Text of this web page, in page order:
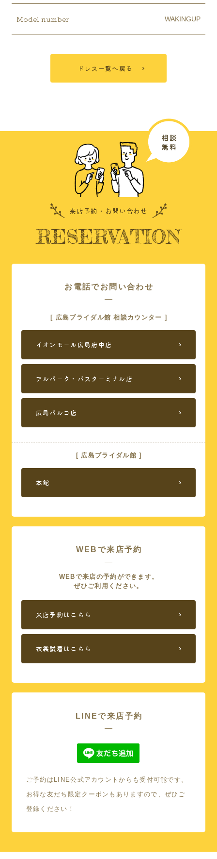
広島ブライダル館について
結婚を決めたおふたりが
今からすることは？
式場案内
広島ブライダル館で
できること
ドレス
お友達紹介
プライバシーポリシー
Model number WAKINGUP
ドレス一覧へ戻る
来店予約・お問い合わせ
RESERVATION
お電話でお問い合わせ
[ 広島ブライダル館 相談カウンター ]
イオンモール広島府中店
アルパーク・バスターミナル店
広島パルコ店
[ 広島ブライダル館 ]
本館
WEBで来店予約
WEBで来店の予約ができます。
ぜひご利用ください。
来店予約はこちら
衣裳試着はこちら
LINEで来店予約
ご予約はLINE公式アカウントからも受付可能です。
お得な友だち限定クーポンもありますので、ぜひご
登録ください！
本館